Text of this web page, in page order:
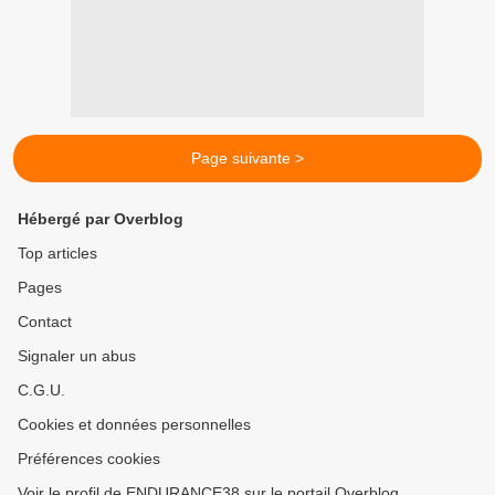
Page suivante >
Hébergé par Overblog
Top articles
Pages
Contact
Signaler un abus
C.G.U.
Cookies et données personnelles
Préférences cookies